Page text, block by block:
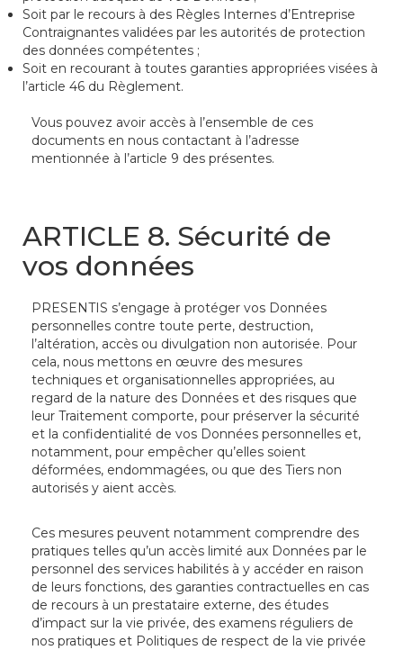
Soit par le recours à des Règles Internes d’Entreprise
Contraignantes validées par les autorités de protection
des données compétentes ;
Soit en recourant à toutes garanties appropriées visées à
l’article 46 du Règlement.
Vous pouvez avoir accès à l’ensemble de ces
documents en nous contactant à l’adresse
mentionnée à l’article 9 des présentes.
ARTICLE 8. Sécurité de
vos données
PRESENTIS s’engage à protéger vos Données
personnelles contre toute perte, destruction,
l’altération, accès ou divulgation non autorisée. Pour
cela, nous mettons en œuvre des mesures
techniques et organisationnelles appropriées, au
regard de la nature des Données et des risques que
leur Traitement comporte, pour préserver la sécurité
et la confidentialité de vos Données personnelles et,
notamment, pour empêcher qu’elles soient
déformées, endommagées, ou que des Tiers non
autorisés y aient accès.
Ces mesures peuvent notamment comprendre des
pratiques telles qu’un accès limité aux Données par le
personnel des services habilités à y accéder en raison
de leurs fonctions, des garanties contractuelles en cas
de recours à un prestataire externe, des études
d’impact sur la vie privée, des examens réguliers de
nos pratiques et Politiques de respect de la vie privée